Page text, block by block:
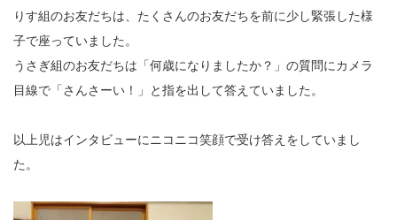
りす組のお友だちは、たくさんのお友だちを前に少し緊張した様
子で座っていました。
うさぎ組のお友だちは「何歳になりましたか？」の質問にカメラ
目線で「さんさーい！」と指を出して答えていました。
以上児はインタビューにニコニコ笑顔で受け答えをしていまし
た。